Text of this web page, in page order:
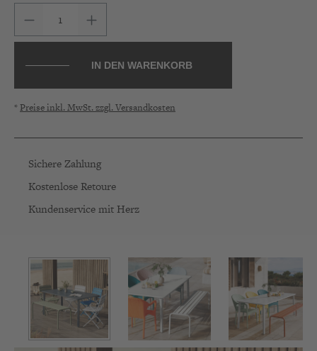
Produkt Anzahl: Gib den gewünschten Wert
IN DEN WARENKORB
*Preise inkl. MwSt. zzgl. Versandkosten
Sichere Zahlung
Kostenlose Retoure
Kundenservice mit Herz